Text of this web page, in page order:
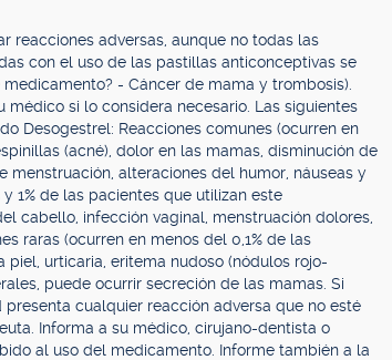
reacciones adversas, aunque no todas las
con el uso de las pastillas anticonceptivas se
- Cáncer de mama y trombosis).
si lo considera necesario. Las siguientes
Desogestrel: Reacciones comunes (ocurren en
(acné), dolor en las mamas, disminución de
alteraciones del humor, náuseas y
1% de las pacientes que utilizan este
cabello, infección vaginal, menstruación dolores,
raras (ocurren en menos del 0,1% de las
urticaria, eritema nudoso (nódulos rojo-
puede ocurrir secreción de las mamas. Si
cualquier reacción adversa que no esté
Informa a su médico, cirujano-dentista o
al uso del medicamento. Informe también a la